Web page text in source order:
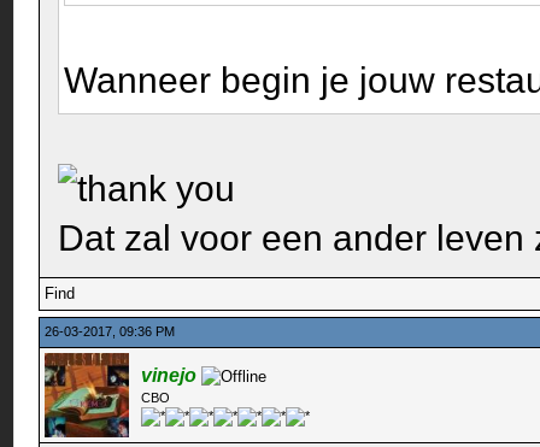
Wanneer begin je jouw
Dat zal voor een ander
Find
26-03-2017, 09:36 PM
vinejo
CBO